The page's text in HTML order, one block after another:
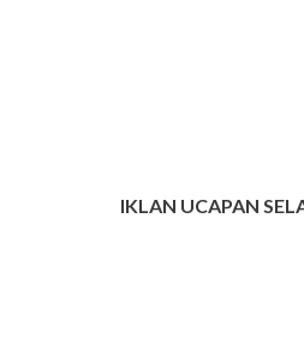
IKLAN UCAPAN